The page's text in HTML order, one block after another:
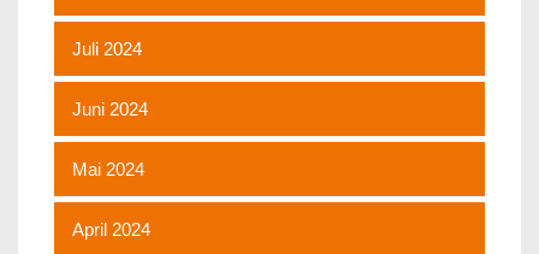
Juli 2024
Juni 2024
Mai 2024
April 2024